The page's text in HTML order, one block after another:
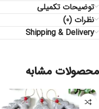
توضیحات تکمیلی
نظرات (0)
Shipping & Delivery
محصولات مشابه